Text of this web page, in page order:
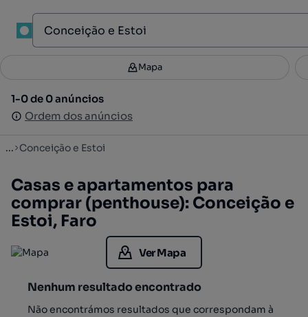
Filtros 2
1-0 de 0 anúncios
Ordem dos anúncios
Mapa
1-0 de 0 anúncios
Ordem dos anúncios
... Conceição e Estoi
Casas e apartamentos para
comprar (penthouse): Conceição e
Estoi, Faro
Ver Mapa
Nenhum resultado encontrado
Não encontrámos resultados que correspondam à